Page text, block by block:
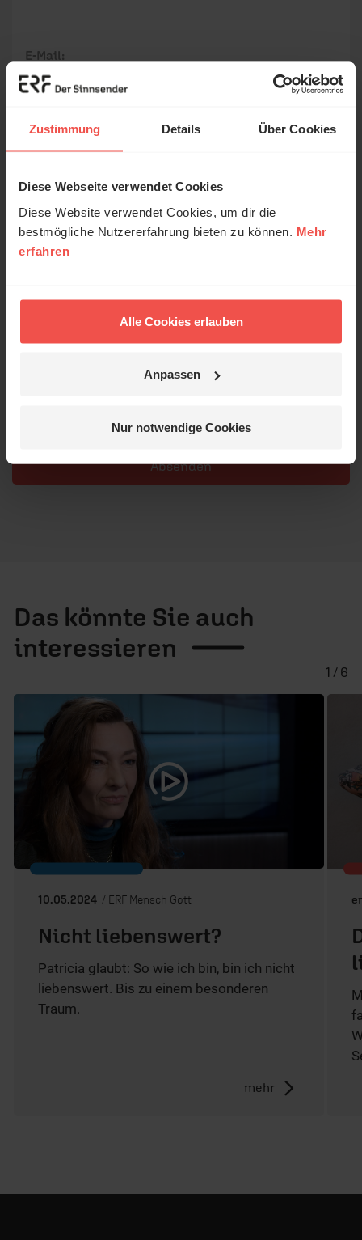
Zustimmung Details Über Cookies
Diese Webseite verwendet Cookies
Diese Website verwendet Cookies, um dir die
bestmögliche Nutzererfahrung bieten zu können. Mehr
erfahren
Alle Cookies erlauben
Anpassen
Nur notwendige Cookies
E-Mail:
Kommentar:
Meinen Kommentar nicht öffentlich teilen.
Ich bin damit einverstanden, dass meine Angaben
Ihrer Daten an Dritte. Näheres siehe
Datenschutzerklärung.
Alle Kommentare werden redaktionell geprüft. Wir behalten
Schreiben Ihres Kommentars unsereNetiquette
Absenden
Das könnte Sie auch
interessieren
10.05.2024 / ERF Mensch Gott
Nicht liebenswert?
Patricia glaubt: So wie ich bin, bin ich nicht
liebenswert. Bis zu einem besonderen
Traum.
mehr
1 / 6